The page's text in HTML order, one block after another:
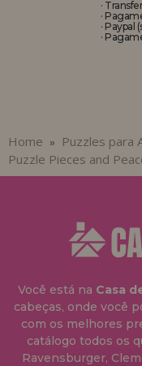
·
·
· Paypal
·
Home » Puzzles para
Puzzle Pieces and
Você está na Casa
cabeças, onde você
com os melhores
catálogo todos os
Ravensburger,